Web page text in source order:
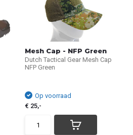
Mesh Cap - NFP Green
Dutch Tactical Gear Mesh Cap
NFP Green
Op voorraad
€ 25,-